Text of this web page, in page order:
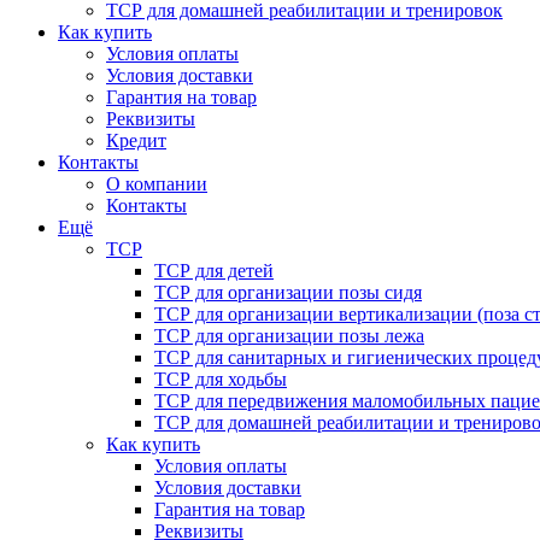
ТСР для домашней реабилитации и тренировок
Как купить
Условия оплаты
Условия доставки
Гарантия на товар
Реквизиты
Кредит
Контакты
О компании
Контакты
Ещё
ТСР
ТСР для детей
ТСР для организации позы сидя
ТСР для организации вертикализации (поза
ТСР для организации позы лежа
ТСР для санитарных и гигиенических
ТСР для ходьбы
ТСР для передвижения маломобильных
ТСР для домашней реабилитации и
Как купить
Условия оплаты
Условия доставки
Гарантия на товар
Реквизиты